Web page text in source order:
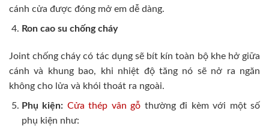
cánh cửa được đóng mở em dễ dàng.
Ron cao su chống cháy
Joint chống cháy có tác dụng sẽ bít kín toàn bộ khe hở giữa
cánh và khung bao, khi nhiệt độ tăng nó sẽ nở ra ngăn
không cho lửa và khói thoát ra ngoài.
Phụ kiện: Cửa thép vân gỗ thường đi kèm với một số
phụ kiện như: